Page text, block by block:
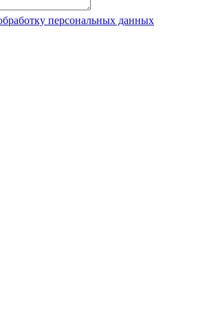
персональных данных